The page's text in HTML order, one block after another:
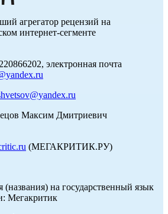
агрегатор рецензий на
интернет-сегменте
электронная почта
Максим Дмитриевич
(МЕГАКРИТИК.РУ)
на государственный язык
Мегакритик